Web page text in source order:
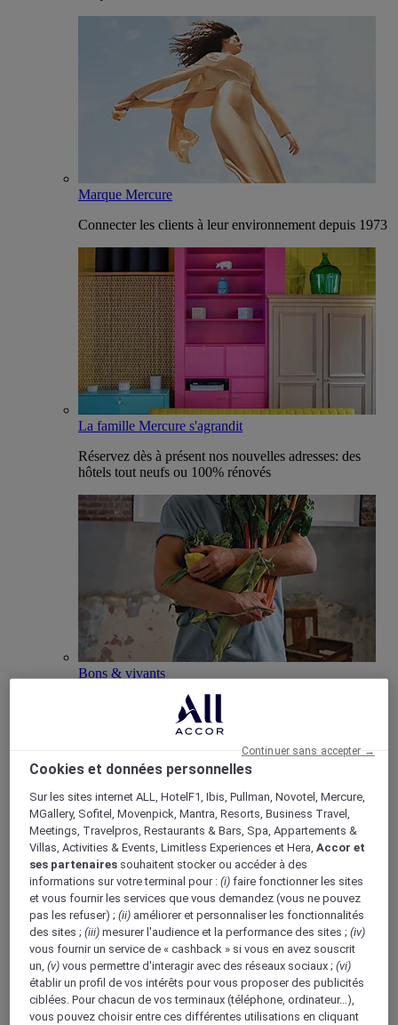
Marque Mercure
Connecter les clients à leur environnement depuis 1973
La famille Mercure s'agrandit
Réservez dès à présent nos nouvelles adresses: des
hôtels tout neufs ou 100% rénovés
Bons & vivants
Mise en avant du concept “Bons & Vivants” de
Mercure, axé sur la culture locale et la gastronomie.
Boutique Mercure
Programme de fidélité
Retour
Découvrir le programme
Abonnements ALL Accor+
Cookies et données personnelles
Sur les sites internet ALL, HotelF1, Ibis, Pullman, Novotel, Mercure,
MGallery, Sofitel, Movenpick, Mantra, Resorts, Business Travel,
Meetings, Travelpros, Restaurants & Bars, Spa, Appartements &
Villas, Activities & Events, Limitless Experiences et Hera,Accor et
ses partenaires souhaitent stocker ou accéder à des
informations sur votre terminal pour :(i) faire fonctionner les sites
et vous fournir les services que vous demandez (vous ne pouvez
pas les refuser) ;(ii) améliorer et personnaliser les fonctionnalités
des sites ;(iii) mesurer l'audience et la performance des sites ;(iv)
vous fournir un service de « cashback » si vous en avez souscrit
un,(v) vous permettre d'interagir avec des réseaux sociaux ;(vi)
établir un profil de vos intérêts pour vous proposer des publicités
ciblées. Pour chacun de vos terminaux (téléphone, ordinateur…),
vous pouvez choisir entre ces différentes utilisations en cliquant
Continuer sans accepter →